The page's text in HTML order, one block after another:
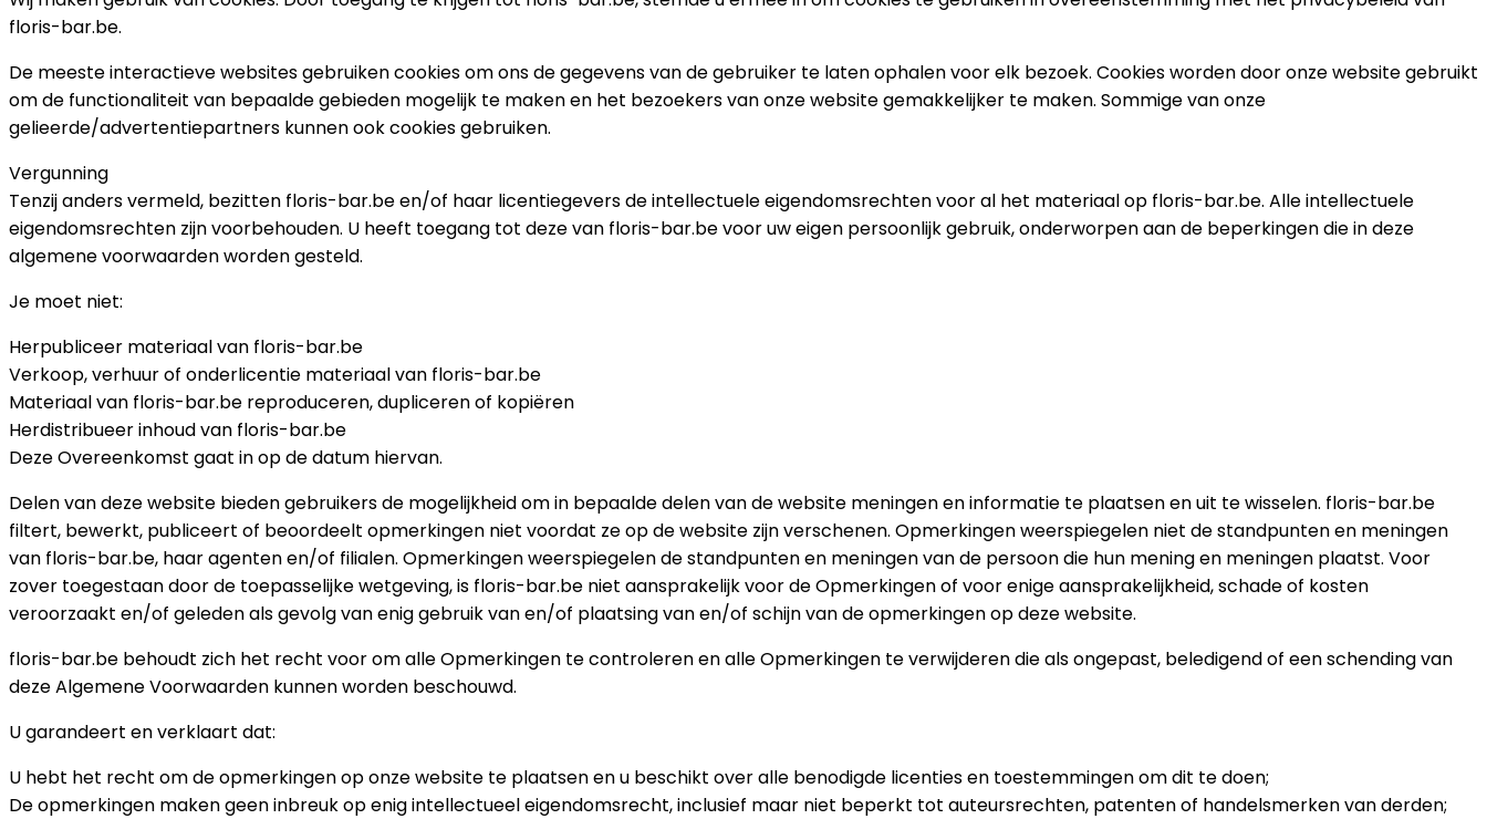
floris-bar.be.
De meeste interactieve websites gebruiken cookies om ons de gegevens van de gebruiker te laten ophalen voor elk bezoek. Cookies worden door onze website gebruikt
om de functionaliteit van bepaalde gebieden mogelijk te maken en het bezoekers van onze website gemakkelijker te maken. Sommige van onze
gelieerde/advertentiepartners kunnen ook cookies gebruiken.
Vergunning
Tenzij anders vermeld, bezitten floris-bar.be en/of haar licentiegevers de intellectuele eigendomsrechten voor al het materiaal op floris-bar.be. Alle intellectuele
eigendomsrechten zijn voorbehouden. U heeft toegang tot deze van floris-bar.be voor uw eigen persoonlijk gebruik, onderworpen aan de beperkingen die in deze
algemene voorwaarden worden gesteld.
Je moet niet:
Herpubliceer materiaal van floris-bar.be
Verkoop, verhuur of onderlicentie materiaal van floris-bar.be
Materiaal van floris-bar.be reproduceren, dupliceren of kopiëren
Herdistribueer inhoud van floris-bar.be
Deze Overeenkomst gaat in op de datum hiervan.
Delen van deze website bieden gebruikers de mogelijkheid om in bepaalde delen van de website meningen en informatie te plaatsen en uit te wisselen. floris-bar.be
filtert, bewerkt, publiceert of beoordeelt opmerkingen niet voordat ze op de website zijn verschenen. Opmerkingen weerspiegelen niet de standpunten en meningen
van floris-bar.be, haar agenten en/of filialen. Opmerkingen weerspiegelen de standpunten en meningen van de persoon die hun mening en meningen plaatst. Voor
zover toegestaan ​​door de toepasselijke wetgeving, is floris-bar.be niet aansprakelijk voor de Opmerkingen of voor enige aansprakelijkheid, schade of kosten
veroorzaakt en/of geleden als gevolg van enig gebruik van en/of plaatsing van en/of schijn van de opmerkingen op deze website.
floris-bar.be behoudt zich het recht voor om alle Opmerkingen te controleren en alle Opmerkingen te verwijderen die als ongepast, beledigend of een schending van
deze Algemene Voorwaarden kunnen worden beschouwd.
U garandeert en verklaart dat:
U hebt het recht om de opmerkingen op onze website te plaatsen en u beschikt over alle benodigde licenties en toestemmingen om dit te doen;
De opmerkingen maken geen inbreuk op enig intellectueel eigendomsrecht, inclusief maar niet beperkt tot auteursrechten, patenten of handelsmerken van derden;